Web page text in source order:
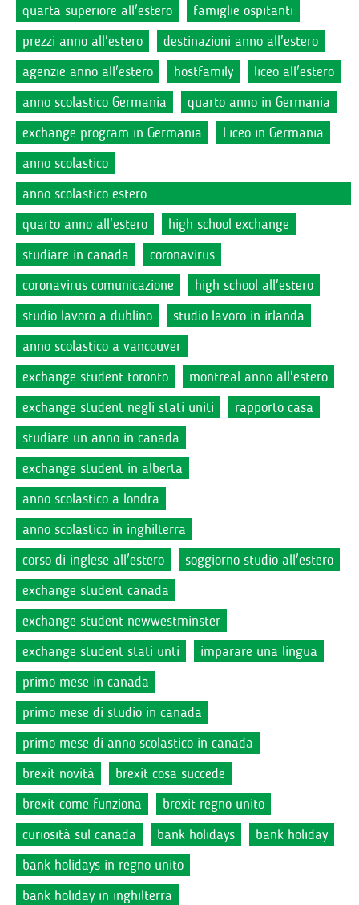
quarta superiore all'estero
famiglie ospitanti
prezzi anno all'estero
destinazioni anno all'estero
agenzie anno all'estero
hostfamily
liceo all'estero
anno scolastico Germania
quarto anno in Germania
exchange program in Germania
Liceo in Germania
anno scolastico
anno scolastico estero
quarto anno all'estero
high school exchange
studiare in canada
coronavirus
coronavirus comunicazione
high school all'estero
studio lavoro a dublino
studio lavoro in irlanda
anno scolastico a vancouver
exchange student toronto
montreal anno all'estero
exchange student negli stati uniti
rapporto casa
studiare un anno in canada
exchange student in alberta
anno scolastico a londra
anno scolastico in inghilterra
corso di inglese all'estero
soggiorno studio all'estero
exchange student canada
exchange student newwestminster
exchange student stati unti
imparare una lingua
primo mese in canada
primo mese di studio in canada
primo mese di anno scolastico in canada
brexit novità
brexit cosa succede
brexit come funziona
brexit regno unito
curiosità sul canada
bank holidays
bank holiday
bank holidays in regno unito
bank holiday in inghilterra